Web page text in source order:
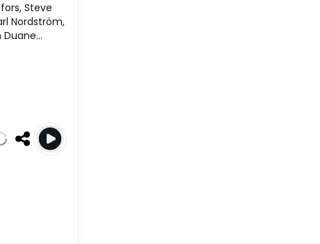
Steve
Nordström,
Duane